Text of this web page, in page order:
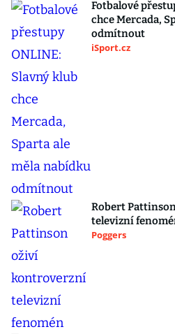
Fotbalové
chce Mercada,
odmítnout
iSport.cz
Robert
televizní
Poggers